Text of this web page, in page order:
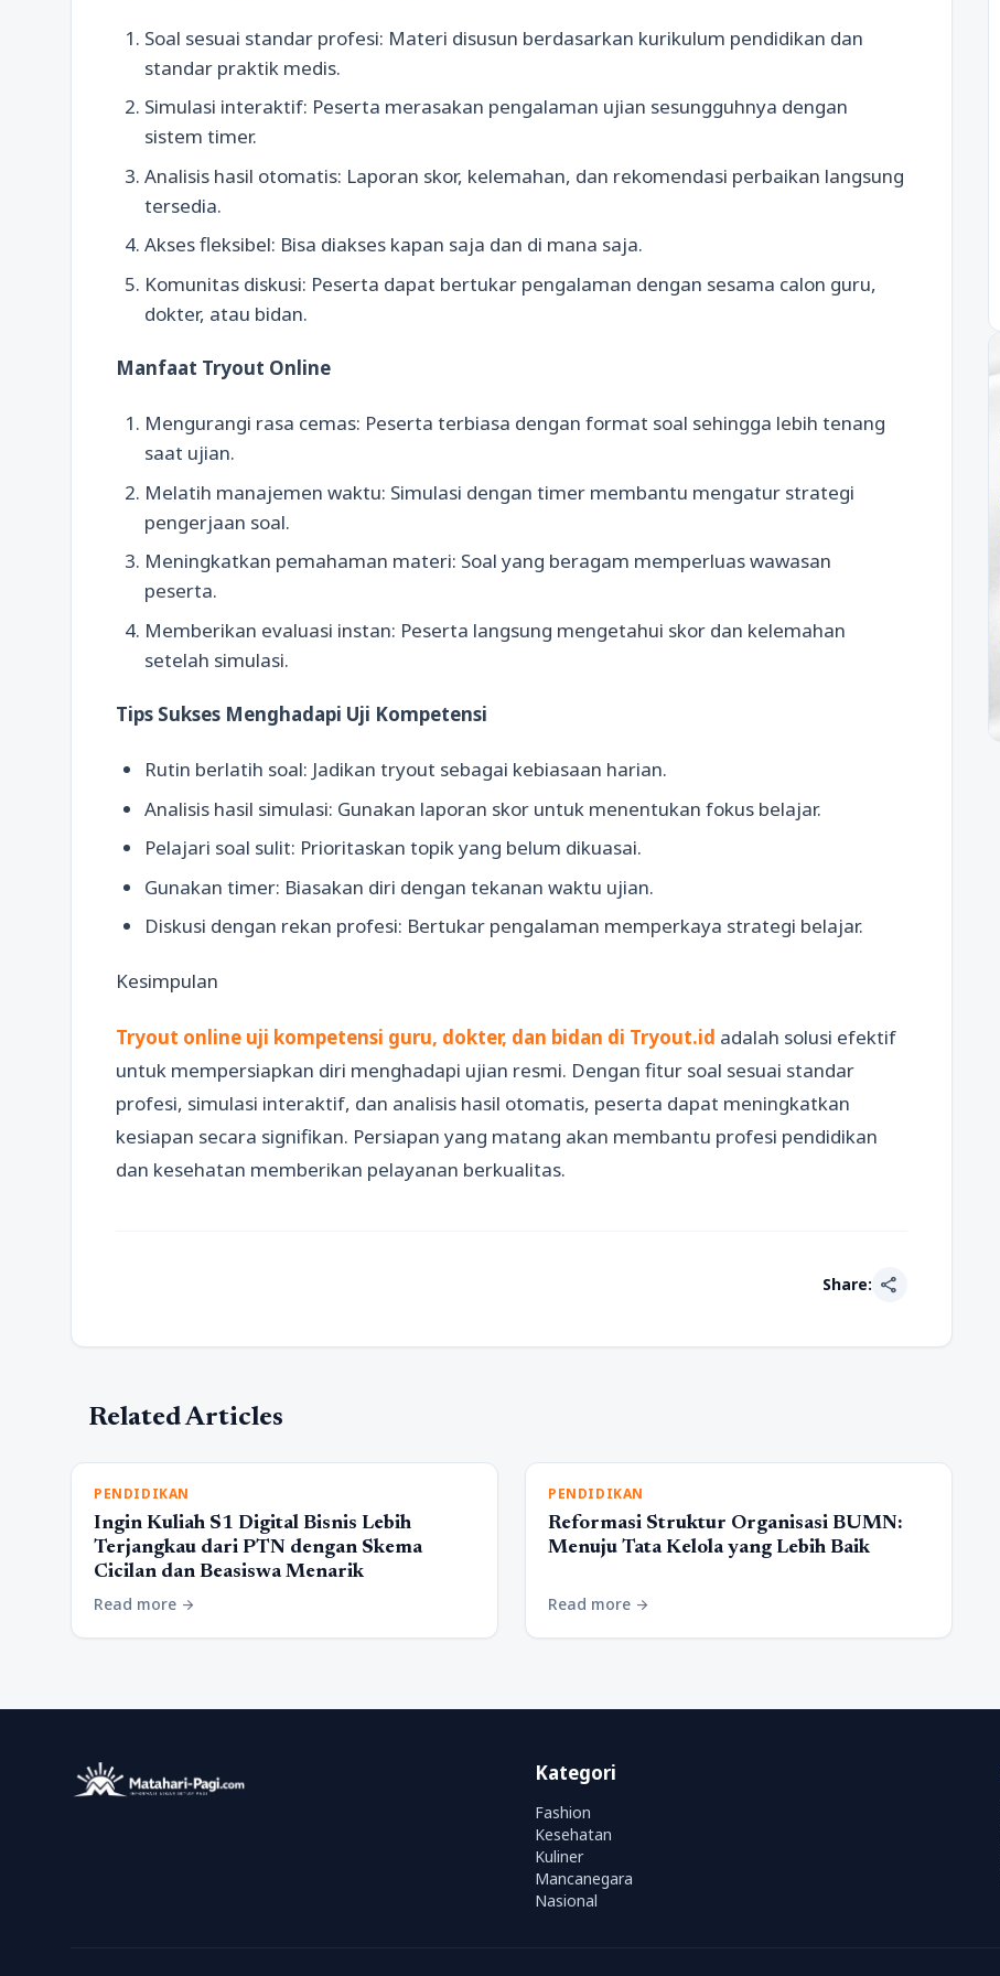
Soal sesuai standar profesi: Materi disusun berdasarkan kurikulum pendidikan dan
standar praktik medis.
Simulasi interaktif: Peserta merasakan pengalaman ujian sesungguhnya dengan
sistem timer.
Analisis hasil otomatis: Laporan skor, kelemahan, dan rekomendasi perbaikan langsung
tersedia.
Akses fleksibel: Bisa diakses kapan saja dan di mana saja.
Komunitas diskusi: Peserta dapat bertukar pengalaman dengan sesama calon guru,
dokter, atau bidan.
Manfaat Tryout Online
Mengurangi rasa cemas: Peserta terbiasa dengan format soal sehingga lebih tenang
saat ujian.
Melatih manajemen waktu: Simulasi dengan timer membantu mengatur strategi
pengerjaan soal.
Meningkatkan pemahaman materi: Soal yang beragam memperluas wawasan
peserta.
Memberikan evaluasi instan: Peserta langsung mengetahui skor dan kelemahan
setelah simulasi.
Tips Sukses Menghadapi Uji Kompetensi
Rutin berlatih soal: Jadikan tryout sebagai kebiasaan harian.
Analisis hasil simulasi: Gunakan laporan skor untuk menentukan fokus belajar.
Pelajari soal sulit: Prioritaskan topik yang belum dikuasai.
Gunakan timer: Biasakan diri dengan tekanan waktu ujian.
Diskusi dengan rekan profesi: Bertukar pengalaman memperkaya strategi belajar.
Kesimpulan
Tryout online uji kompetensi guru, dokter, dan bidan di Tryout.id adalah solusi efektif
untuk mempersiapkan diri menghadapi ujian resmi. Dengan fitur soal sesuai standar
profesi, simulasi interaktif, dan analisis hasil otomatis, peserta dapat meningkatkan
kesiapan secara signifikan. Persiapan yang matang akan membantu profesi pendidikan
dan kesehatan memberikan pelayanan berkualitas.
Share: share
Related Articles
PENDIDIKAN
Ingin Kuliah S1 Digital Bisnis Lebih
Terjangkau dari PTN dengan Skema
Cicilan dan Beasiswa Menarik
Read more arrow_forward
PENDIDIKAN
Reformasi Struktur Organisasi BUMN:
Menuju Tata Kelola yang Lebih Baik
Read more arrow_forward
Kategori
Fashion
Kesehatan
Kuliner
Mancanegara
Nasional